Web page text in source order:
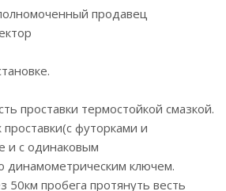
продавец
проставки термостойкой смазкой.
футорками и
и с одинаковым
динамометрическим ключем.
50км пробега протянуть весть